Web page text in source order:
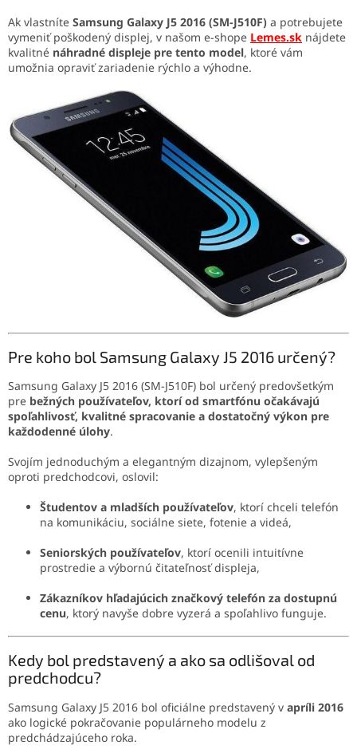
Ak vlastníte Samsung Galaxy J5 2016 (SM-J510F) a potrebujete
vymeniť poškodený displej, v našom e-shope Lemes.sk nájdete
kvalitné náhradné displeje pre tento model, ktoré vám
umožnia opraviť zariadenie rýchlo a výhodne.
Pre koho bol Samsung Galaxy J5 2016 určený?
Samsung Galaxy J5 2016 (SM-J510F) bol určený predovšetkým
pre bežných používateľov, ktorí od smartfónu očakávajú
spoľahlivosť, kvalitné spracovanie a dostatočný výkon pre
každodenné úlohy.
Svojím jednoduchým a elegantným dizajnom, vylepšeným
oproti predchodcovi, oslovil:
Študentov a mladších používateľov, ktorí chceli telefón
na komunikáciu, sociálne siete, fotenie a videá,
Seniorských používateľov, ktorí ocenili intuitívne
prostredie a výbornú čitateľnosť displeja,
Zákazníkov hľadajúcich značkový telefón za dostupnú
cenu, ktorý navyše dobre vyzerá a spoľahlivo funguje.
Kedy bol predstavený a ako sa odlišoval od
predchodcu?
Samsung Galaxy J5 2016 bol oficiálne predstavený v apríli 2016
ako logické pokračovanie populárneho modelu z
predchádzajúceho roka.